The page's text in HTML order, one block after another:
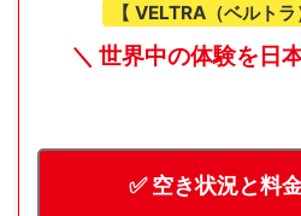
【 VELTRA（ベルトラ
＼ 世界中の体験を日
✅ 空き状況と料